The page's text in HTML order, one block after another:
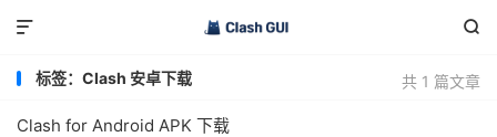


共 1 篇文章
标签：Clash 安卓下载
Clash for Android APK 下载